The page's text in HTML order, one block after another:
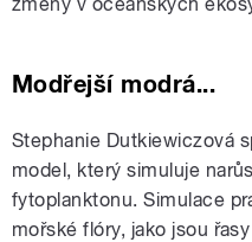
Modřejší modrá...
Stephanie Dutkiewiczová
model, který simuluje
fytoplanktonu. Simulace
mořské flóry, jako jsou